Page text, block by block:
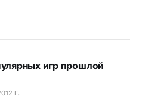
игр прошлой
Г.